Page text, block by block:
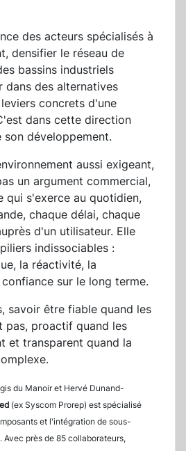
des acteurs spécialisés à
densifier le réseau de
bassins industriels
dans des alternatives
concrets d'une
dans cette direction
développement.
aussi exigeant,
un argument commercial,
qui s'exerce au quotidien,
chaque délai, chaque
d'un utilisateur. Elle
indissociables :
la réactivité, la
sur le long terme.
savoir être fiable quand les
pas, proactif quand les
et transparent quand la
du Manoir et Hervé Dunand-
(ex Syscom Prorep) est spécialisé
et l'intégration de sous-
Avec près de 85 collaborateurs,